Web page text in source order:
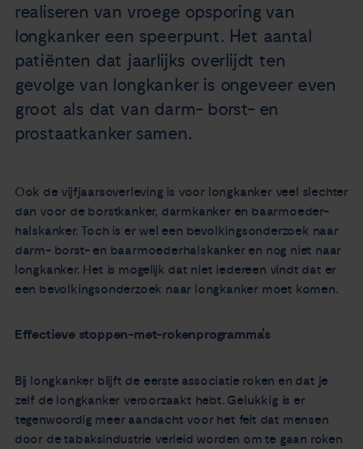
Over ons
Zorgverleners
Contact
realiseren van vroege opsporing van
longkanker een speerpunt. Het aantal
patiënten dat jaarlijks overlijdt ten
gevolge van longkanker is ongeveer even
groot als dat van darm- borst- en
prostaatkanker samen.
Ook de vijfjaarsoverleving is voor longkanker veel slechter
dan voor de borstkanker, darmkanker en baarmoeder-
halskanker. Toch is er wel een bevolkingsonderzoek naar
darm- borst- en baarmoederhalskanker en nog niet naar
longkanker. Het is mogelijk dat niet iedereen vindt dat er
een bevolkingsonderzoek naar longkanker moet komen.
Effectieve stoppen-met-rokenprogramma’s
Bij longkanker blijft de eerste associatie roken en dat je
zelf de longkanker veroorzaakt hebt. Gelukkig is er
tegenwoordig meer aandacht voor het feit dat mensen
door de tabaksindustrie verleid worden om te gaan roken